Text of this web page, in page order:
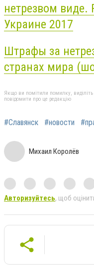
нетрезвом
Украине 2017
Штрафы за
странах мира
Якщо ви помітили помилку, виділіть
повідомити про це редакцію
#Славянск #новости
Михаил Королёв
Авторизуйтесь, щоб